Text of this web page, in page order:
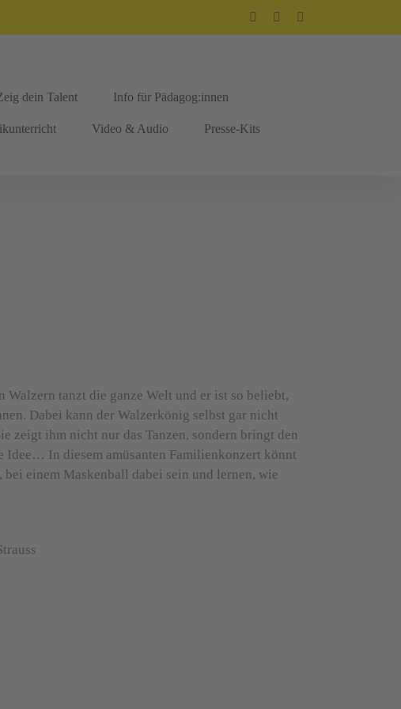
FacebookInstagram
dein Talent Info für Pädagog:innen
Video & Audio Presse-Kits
Walzern tanzt die ganze Welt und er ist so beliebt,
Dabei kann der Walzerkönig selbst gar nicht
zeigt ihm nicht nur das Tanzen, sondern bringt den
Idee… In diesem amüsanten Familienkonzert könnt
einem Maskenball dabei sein und lernen, wie